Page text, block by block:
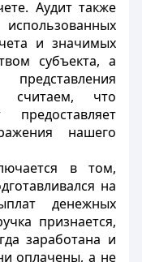
Аудит также
и значимых
субъекта, а
считаем, что
нашего
в том,
на
денежных
признается,
заработана и
оплачены, а не